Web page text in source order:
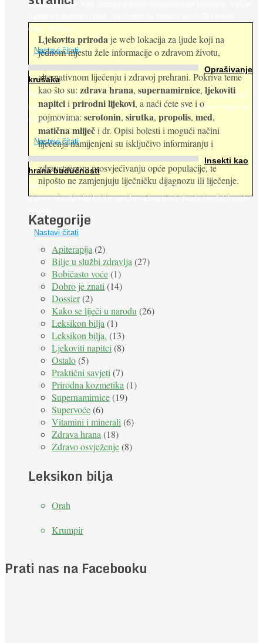
Maslinovo ulje, kao osnova zdrave mediteranske prehrane, već je
dalje. Njihovo ...
Nastavi čitati
Oprašivanje
krušaka
Pri podizanju nasada kruške zanemaruje se problem oprašivanja
kukcima jer vlada uvjerenje da će krušku oprašiti pčele medarice
(Apis mellifera). ...
Nastavi čitati
Insekti kao
hrana budućnosti
Prema predviđanjima FAO-a do 2050. godine život 9 milijardi
stanovnika Zemlje bit će ugrožen zbog gladi. Nadu (možda) nude
Nastavi čitati
Ljekovita priroda je web lokacija za ljude koji na
jednom mjestu žele informacije o zdravom životu,
alternativnom liječenju i zdravoj prehrani. Pokriva teme
kao što su: zdrava hrana, supernamirnice, ljekoviti
napitciiprirodni lijekovi, a naći ćete sve i o
pojmovima: serotonin, sirutka, propolis, med,
matična mliječi dr. Opisi bolesti i mogući načini
liječenja namijenjeni su isključivo informiranju i
zdravstvenom prosvjećivanju opće populacije, te
nipošto ne zamjenjuju liječničku dijagnozu ili liječenje.
Kategorije
Apiterapija (2)
Bilje u službi zdravlja (27)
Bobičasto voće(1)
Dobro je znati (14)
Dossier(2)
Kako se liječi u narodu (26)
Leksikon bilja (1)
Leksikon bilja. (13)
Ljekoviti napitci (8)
Ostalo(5)
Praktični savjeti (7)
Prirodna kozmetika (1)
Supernamirnice(19)
Supervoće(6)
Vitamini i minerali (6)
Zdrava hrana (18)
Zdravo osvježenje(8)
Leksikon bilja
Orah
Krumpir
Prati nas na Facebooku